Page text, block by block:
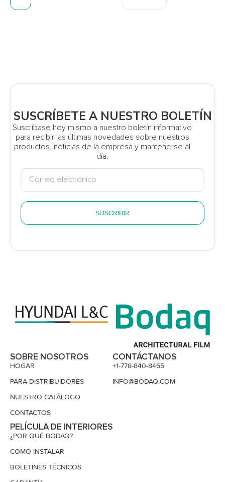
SUSCRÍBETE A NUESTRO BOLETÍN
Suscríbase hoy mismo a nuestro boletín informativo
para recibir las últimas novedades sobre nuestros
productos, noticias de la empresa y mantenerse al
día.
SUSCRIBIR
SOBRE NOSOTROS
HOGAR
PARA DISTRIBUIDORES
NUESTRO CATÁLOGO
CONTACTOS
PELÍCULA DE INTERIORES
¿POR QUÉ BODAQ?
CÓMO INSTALAR
BOLETINES TÉCNICOS
CONTÁCTANOS
+1-778-840-8465
INFO@BODAQ.COM